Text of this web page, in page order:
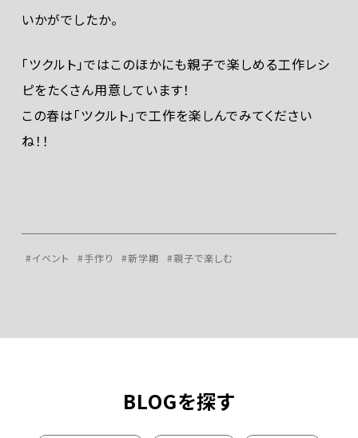
いかがでしたか。
「ツクルト」ではこのほかにも親子で楽しめる工作レシ
ピをたくさん用意しています！
この春は「ツクルト」で工作を楽しんでみてください
ね！！
#イベント #手作り #新学期 #親子で楽しむ
BLOGを探す